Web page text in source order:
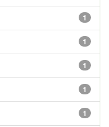
1
1
1
1
1